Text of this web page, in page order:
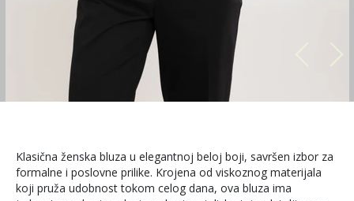
Klasična ženska bluza u elegantnoj beloj boji, savršen izbor za
formalne i poslovne prilike. Krojena od viskoznog materijala
koji pruža udobnost tokom celog dana, ova bluza ima